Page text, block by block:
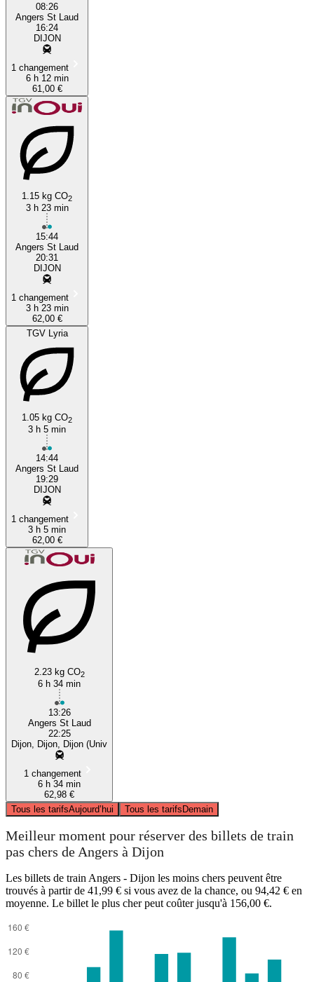
08:26
Angers St Laud
16:24
DIJON
1 changement
6 h 12 min
61,00 €
1.15 kg CO2
3 h 23 min
15:44
Angers St Laud
20:31
DIJON
1 changement
3 h 23 min
62,00 €
TGV Lyria
1.05 kg CO2
3 h 5 min
14:44
Angers St Laud
19:29
DIJON
1 changement
3 h 5 min
62,00 €
2.23 kg CO2
6 h 34 min
13:26
Angers St Laud
22:25
Dijon, Dijon, Dijon (Univ
1 changement
6 h 34 min
62,98 €
Tous les tarifsAujourd’hui Tous les tarifsDemain
Meilleur moment pour réserver des billets de train
pas chers de Angers à Dijon
Les billets de train Angers - Dijon les moins chers peuvent être
trouvés à partir de 41,99 € si vous avez de la chance, ou 94,42 € en
moyenne. Le billet le plus cher peut coûter jusqu'à 156,00 €.